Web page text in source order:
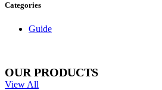
Categories
Guide
OUR PRODUCTS
View All